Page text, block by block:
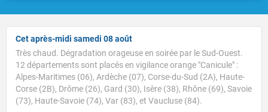
Cet après-midi samedi 08 août
Très chaud. Dégradation orageuse en soirée par le Sud-Ouest.
12 départements sont placés en vigilance orange "Canicule" :
Alpes-Maritimes (06), Ardèche (07), Corse-du-Sud (2A), Haute-
Corse (2B), Drôme (26), Gard (30), Isère (38), Rhône (69), Savoie
(73), Haute-Savoie (74), Var (83), et Vaucluse (84).